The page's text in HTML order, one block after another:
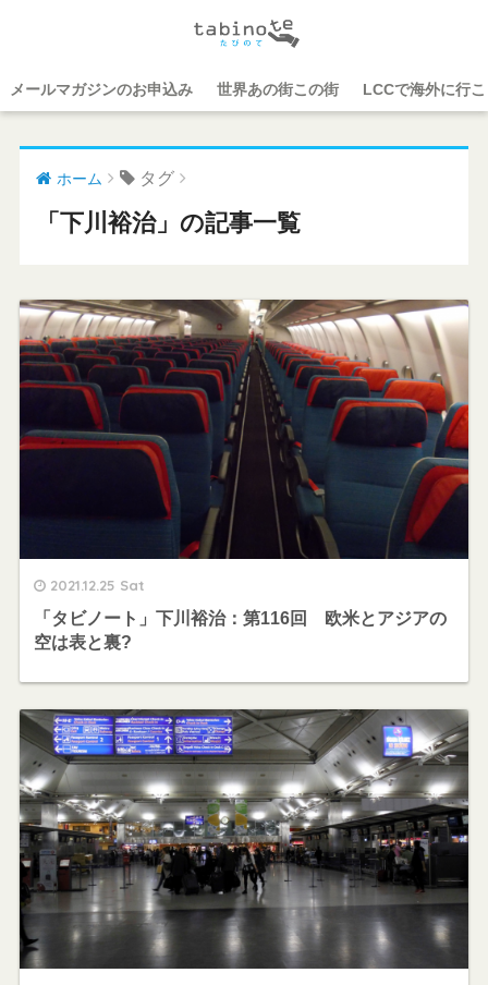
メールマガジンのお申込み 世界あの街この街 LCCで海外に行
ホーム タグ
「下川裕治」の記事一覧
2021.12.25 Sat
「タビノート」下川裕治：第116回 欧米とアジアの
空は表と裏?